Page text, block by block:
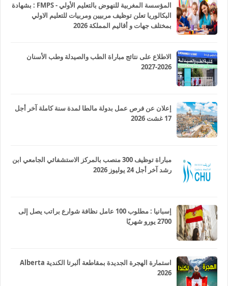
المؤسسة المغربية للنهوض بالتعليم الأولي - FMPS : بشهادة
البكالوريا تعلن توظيف مربيين ومربيات للتعليم الاولي
بمختلف جهات و أقاليم المملكة 2026
الاطلاع على نتائج مباراة الطب والصيدلة وطب الأسنان
2026-2027
إعلان عن فرص عمل بدولة مالطا لمدة سنة كاملة آخر أجل
17 غشت 2026
مباراة توظيف 300 منصب بالمركز الاستشفائي الجامعي ابن
رشد آخر أجل 24 يوليوز 2026
إسبانيا : مطلوب 100 عامل نظافة شوارع براتب يصل إلى
2700 يورو شهريًا
استمارة الهجرة الجديدة بمقاطعة ألبرتا الكندية Alberta
2026